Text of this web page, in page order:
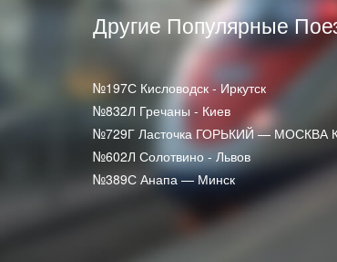
Другие Популярные
№197С Кисловодск - Иркутск
№832Л Гречаны - Киев
№729Г Ласточка ГОРЬКИЙ — МОСКВА
№602Л Солотвино - Львов
№389С Анапа — Минск